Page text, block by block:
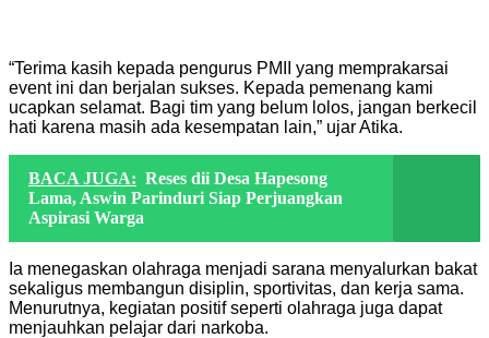
“Terima kasih kepada pengurus PMII yang memprakarsai
event ini dan berjalan sukses. Kepada pemenang kami
ucapkan selamat. Bagi tim yang belum lolos, jangan berkecil
hati karena masih ada kesempatan lain,” ujar Atika.
BACA JUGA: Reses dii Desa Hapesong
Lama, Aswin Parinduri Siap Perjuangkan
Aspirasi Warga
Ia menegaskan olahraga menjadi sarana menyalurkan bakat
sekaligus membangun disiplin, sportivitas, dan kerja sama.
Menurutnya, kegiatan positif seperti olahraga juga dapat
menjauhkan pelajar dari narkoba.